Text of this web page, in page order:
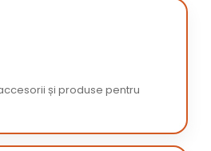
și produse pentru